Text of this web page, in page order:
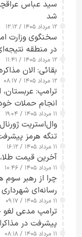
سید عباس
شد
۱۲ مرداد ۱۴۰۵ / ۱۲:۱۲
سخنگوی وزارت
در منطقه
۱۲ مرداد ۱۴۰۵ / ۱۱:۴۱
بقائی: الان
۱۲ مرداد ۱۴۰۵ / ۰۸:۱۷
ترامپ: عربستان،
انجام حملات
۱۱ مرداد ۱۴۰۵ / ۱۹:۰۴
وال‌استریت
تنگه هرمز
۱۱ مرداد ۱۴۰۵ / ۱۶:۱۲
آخرین قیمت طلا، سکه و
۱۱ مرداد ۱۴۰۵ / ۱۰:۴۶
چرا از رهبر
رسانه‌ای
جاسوسی گفت
۱۱ مرداد ۱۴۰۵ / ۰۹:۱۷
پیشرفت در
۱۱ مرداد ۱۴۰۵ / ۰۸:۱۸